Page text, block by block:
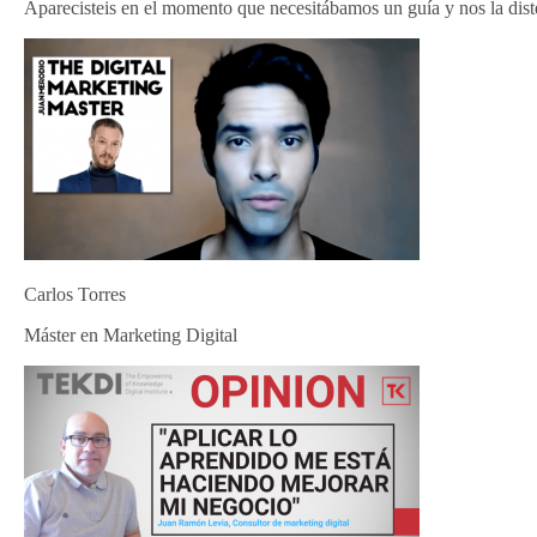
Aparecisteis en el momento que necesitábamos un guía y nos la
Carlos Torres
Máster en Marketing Digital